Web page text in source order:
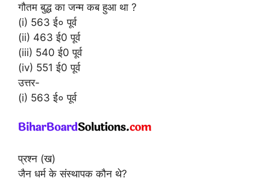
गौतम बुद्ध का जन्म कब हुआ था ?
(i) 563 ई० पूर्व
(ii) 463 ई0 पूर्व
(iii) 540 ई0 पूर्व
(iv) 551 ई0 पूर्व
उत्तर-
(i) 563 ई० पूर्व
प्रश्न (ख)
जैन धर्म के संस्थापक कौन थे?